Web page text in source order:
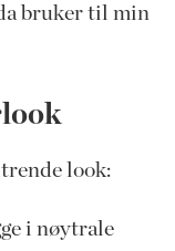
bruker til min
look:
i nøytrale